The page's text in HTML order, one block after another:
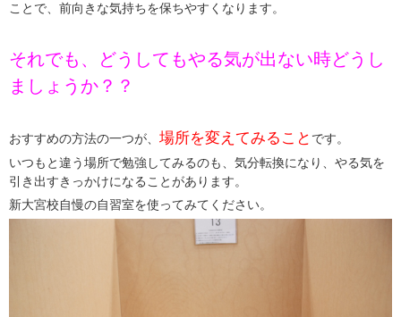
ことで、前向きな気持ちを保ちやすくなります。
それでも、どうしてもやる気が出ない時どうし
ましょうか？？
おすすめの方法の一つが、 場所を変えてみること です。
いつもと違う場所で勉強してみるのも、気分転換になり、やる気を
引き出すきっかけになることがあります。
新大宮校自慢の自習室を使ってみてください。